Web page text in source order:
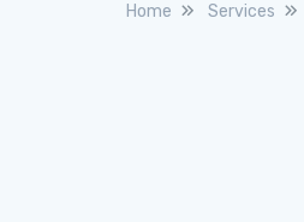
Home Services